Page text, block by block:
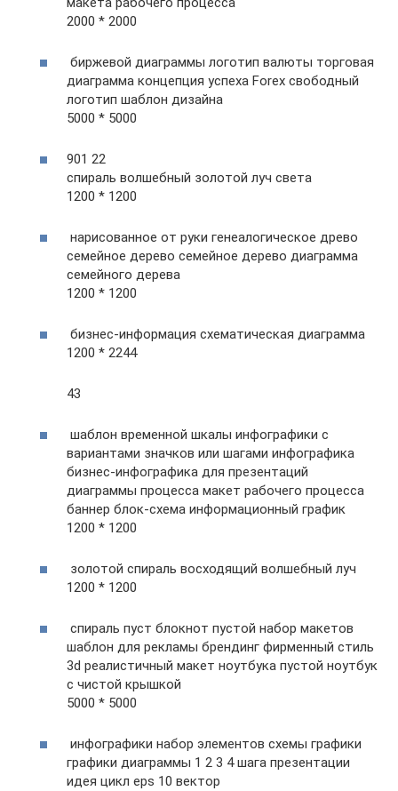
2000 * 2000
биржевой диаграммы логотип валюты торговая
диаграмма концепция успеха Forex свободный
логотип шаблон дизайна
5000 * 5000
901 22
спираль волшебный золотой луч света
1200 * 1200
нарисованное от руки генеалогическое древо
семейное дерево семейное дерево диаграмма
семейного дерева
1200 * 1200
бизнес-информация схематическая диаграмма
1200 * 2244
43
шаблон временной шкалы инфографики с
вариантами значков или шагами инфографика
бизнес-инфографика для презентаций
диаграммы процесса макет рабочего процесса
баннер блок-схема информационный график
1200 * 1200
золотой спираль восходящий волшебный луч
1200 * 1200
спираль пуст блокнот пустой набор макетов
шаблон для рекламы брендинг фирменный стиль
3d реалистичный макет ноутбука пустой ноутбук
с чистой крышкой
5000 * 5000
инфографики набор элементов схемы графики
графики диаграммы 1 2 3 4 шага презентации
идея цикл eps 10 вектор